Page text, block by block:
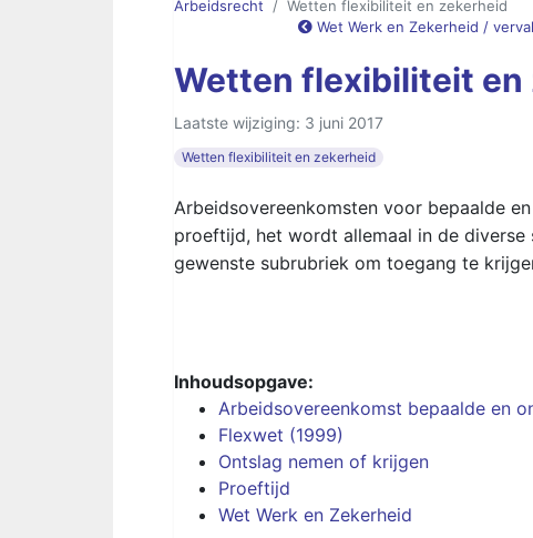
Arbeidsrecht
Wetten flexibiliteit en zekerheid
Wet Werk en Zekerheid /
Wetten flexibiliteit en
Laatste wijziging: 3 juni 2017
Wetten flexibiliteit en zekerheid
Arbeidsovereenkomsten voor bepaalde
proeftijd, het wordt allemaal in de
gewenste subrubriek om toegang te
Inhoudsopgave:
Arbeidsovereenkomst bepaalde en
Flexwet (1999)
Ontslag nemen of krijgen
Proeftijd
Wet Werk en Zekerheid